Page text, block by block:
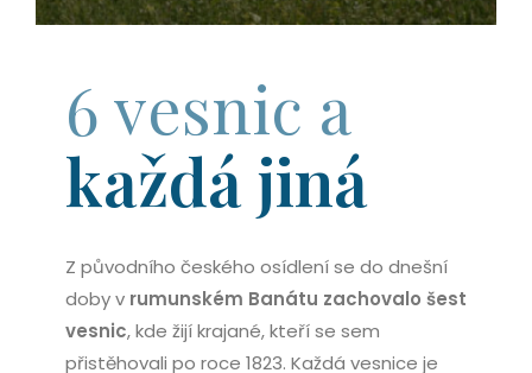
6 vesnic a
každá jiná
Z původního českého osídlení se do dnešní
doby v rumunském Banátu zachovalo šest
vesnic, kde žijí krajané, kteří se sem
přistěhovali po roce 1823. Každá vesnice je